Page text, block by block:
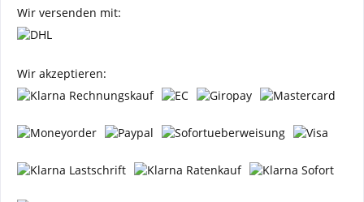
Wir versenden mit:
Wir akzeptieren: